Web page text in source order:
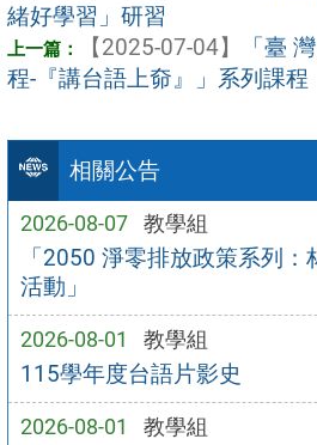
相關公告
2026-08-07 教學組
「2050 淨零排放政策系列
活動」
2026-08-01 教學組
115學年度台語片影史
2026-08-01 教學組
緒好學習」研習
【2025-07-04】
「臺
程-『講台語上奅』」系列課程